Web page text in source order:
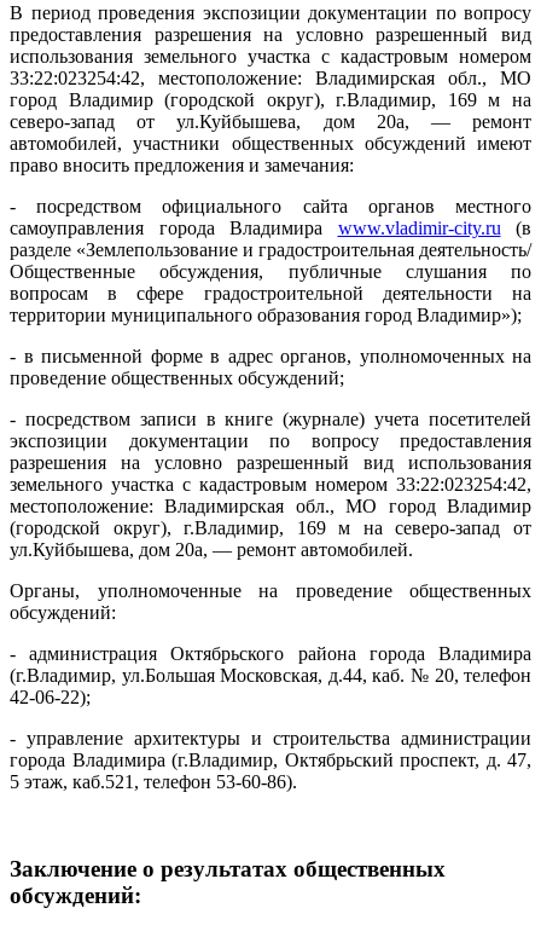
В период проведения экспозиции документации по вопросу
предоставления разрешения на условно разрешенный вид
использования земельного участка с кадастровым номером
33:22:023254:42, местоположение: Владимирская обл., МО
город Владимир (городской округ), г.Владимир, 169 м на
северо-запад от ул.Куйбышева, дом 20а, — ремонт
автомобилей, участники общественных обсуждений имеют
право вносить предложения и замечания:
- посредством официального сайта органов местного
самоуправления города Владимира www.vladimir-city.ru (в
разделе «Землепользование и градостроительная деятельность/
Общественные обсуждения, публичные слушания по
вопросам в сфере градостроительной деятельности на
территории муниципального образования город Владимир»);
- в письменной форме в адрес органов, уполномоченных на
проведение общественных обсуждений;
- посредством записи в книге (журнале) учета посетителей
экспозиции документации по вопросу предоставления
разрешения на условно разрешенный вид использования
земельного участка с кадастровым номером 33:22:023254:42,
местоположение: Владимирская обл., МО город Владимир
(городской округ), г.Владимир, 169 м на северо-запад от
ул.Куйбышева, дом 20а, — ремонт автомобилей.
Органы, уполномоченные на проведение общественных
обсуждений:
- администрация Октябрьского района города Владимира
(г.Владимир, ул.Большая Московская, д.44, каб. № 20, телефон
42-06-22);
- управление архитектуры и строительства администрации
города Владимира (г.Владимир, Октябрьский проспект, д. 47,
5 этаж, каб.521, телефон 53-60-86).
Заключение о результатах общественных
обсуждений: